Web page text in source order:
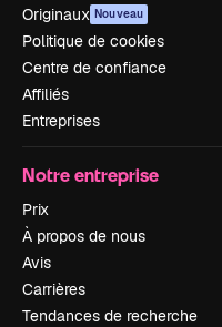
Originaux Nouveau
Politique de cookies
Centre de confiance
Affiliés
Entreprises
Notre entreprise
Prix
À propos de nous
Avis
Carrières
Tendances de recherche